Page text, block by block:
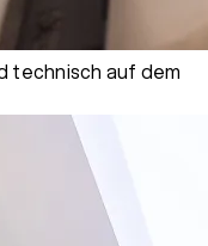
technisch auf dem